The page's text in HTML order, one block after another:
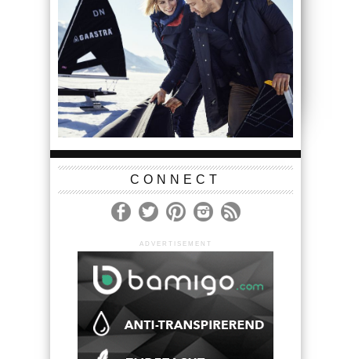
CONNECT
ADVERTISEMENT